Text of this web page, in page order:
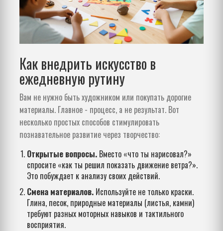
Как внедрить искусство в
ежедневную рутину
Вам не нужно быть художником или покупать дорогие
материалы. Главное - процесс, а не результат. Вот
несколько простых способов стимулировать
познавательное развитие через творчество:
Открытые вопросы. Вместо «что ты нарисовал?»
спросите «как ты решил показать движение ветра?».
Это побуждает к анализу своих действий.
Смена материалов. Используйте не только краски.
Глина, песок, природные материалы (листья, камни)
требуют разных моторных навыков и тактильного
восприятия.